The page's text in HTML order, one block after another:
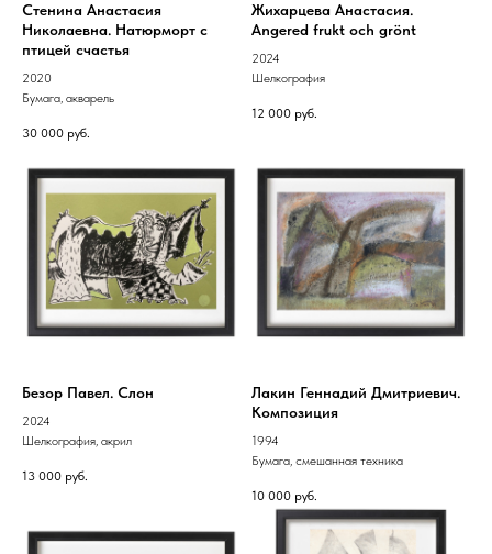
Стенина Анастасия
Николаевна. Натюрморт с
птицей счастья
2020
Бумага, акварель
30 000 руб.
Жихарцева Анастасия.
Angered frukt och grönt
2024
Шелкография
12 000 руб.
Безор Павел. Слон
2024
Шелкография, акрил
13 000 руб.
Лакин Геннадий Дмитриевич.
Композиция
1994
Бумага, смешанная техника
10 000 руб.